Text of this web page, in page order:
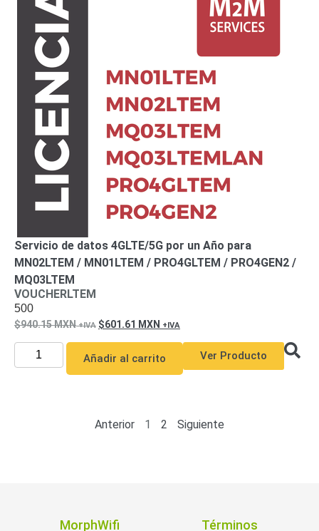
Servicio de datos 4GLTE/5G por un Año para
MN02LTEM / MN01LTEM / PRO4GLTEM / PRO4GEN2 /
MQ03LTEM
VOUCHERLTEM
500
940.15MXN 601.61 MXN
Añadir al carrito Ver Producto
Anterior 1 2 Siguiente
MorphWifi
Términos